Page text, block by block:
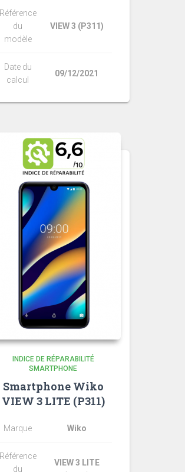
Référence
du
modèle
VIEW 3 (P311)
Date du
calcul
09/12/2021
INDICE DE RÉPARABILITÉ
SMARTPHONE
Smartphone Wiko
VIEW 3 LITE (P311)
Marque Wiko
Référence
du
VIEW 3 LITE